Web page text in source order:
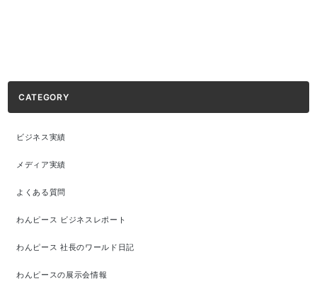
CATEGORY
ビジネス実績
メディア実績
よくある質問
わんピース ビジネスレポート
わんピース 社長のワールド日記
わんピースの展示会情報